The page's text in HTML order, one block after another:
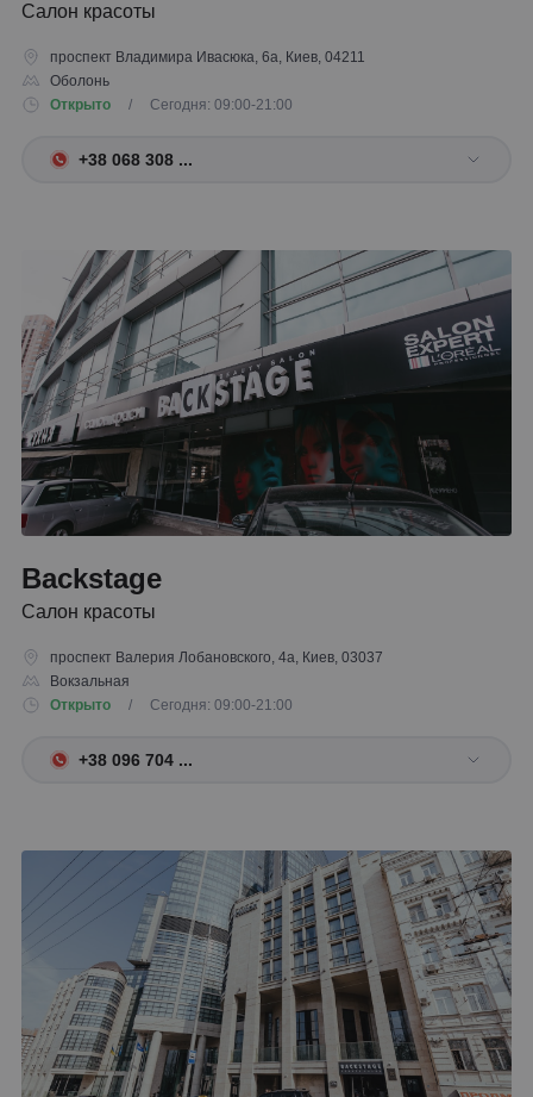
Салон красоты
проспект Владимира Ивасюка, 6а, Киев, 04211
Оболонь
Открыто
/ Сегодня: 09:00-21:00
+38 068 308 ...
Backstage
Салон красоты
проспект Валерия Лобановского, 4а, Киев, 03037
Вокзальная
Открыто
/ Сегодня: 09:00-21:00
+38 096 704 ...